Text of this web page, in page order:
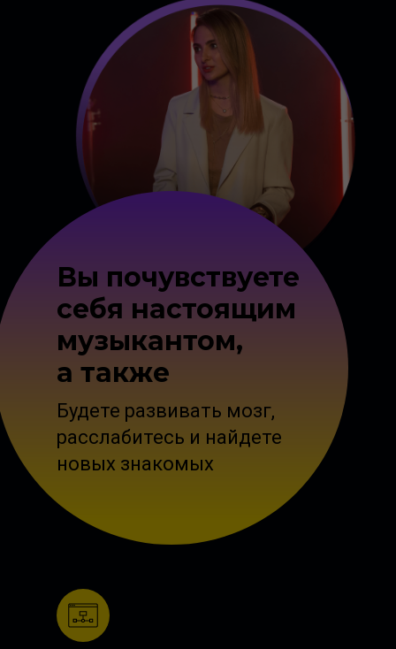
Будете развивать мозг,
расслабитесь и найдете
новых знакомых
Вы почувствуете
себя настоящим
музыкантом,
а также